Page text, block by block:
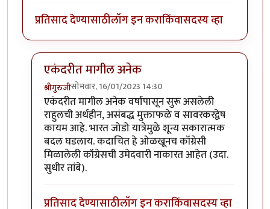
प्रतिसाद देण्यासाठीलॉग इन कराकिंवासदस्य व्हा
एकंदरीत मागील अनेक
श्रीगुरुजीसोमवार, 16/01/2023 14:30
In reply to"राहुल गांधी केव्हाच मेला. मीbyश्रीगुरुजी
एकंदरीत मागील अनेक वर्षांपासून सुरू असलेली
राहुलची अर्थहीन, असंबद्ध मुक्ताफळे व सावरकरद्वेष
कायम आहे. भारत जोडो यात्रेमुळे शून्य सकारात्मक
बदल घडलाय. कदाचित हे ओळखूनच कॉंग्रेसी
मिळालेली कॉंग्रेसची उमेदवारी नाकारत आहेत (उदा.
सुधीर तांबे).
प्रतिसाद देण्यासाठीलॉग इन कराकिंवासदस्य व्हा